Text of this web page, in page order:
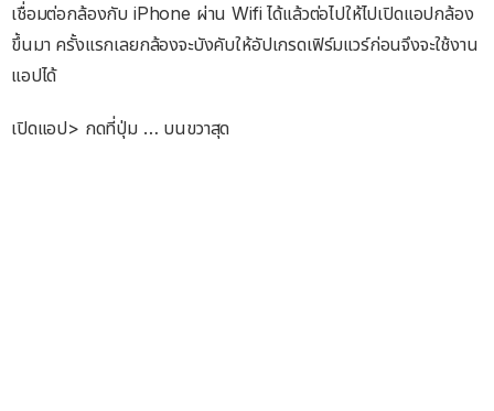
เชื่อมต่อกล้องกับ iPhone ผ่าน Wifi ได้แล้วต่อไปให้ไปเปิดแอปกล้อง
ขึ้นมา ครั้งแรกเลยกล้องจะบังคับให้อัปเกรดเฟิร์มแวร์ก่อนจึงจะใช้งาน
แอปได้
เปิดแอป> กดที่ปุ่ม … บนขวาสุด